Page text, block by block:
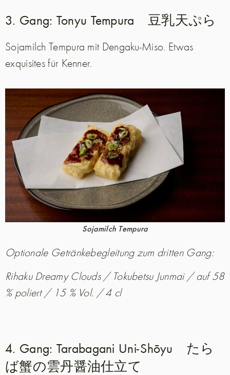
3. Gang: Tonyu Tempura 豆乳天ぷら
Sojamilch Tempura mit Dengaku-Miso. Etwas
exquisites für Kenner.
Sojamilch Tempura
Optionale Getränkebegleitung zum dritten Gang:
Rihaku Dreamy Clouds / Tokubetsu Junmai / auf 58
% poliert / 15 % Vol. / 4 cl
4. Gang: Tarabagani Uni-Shōyu たら
ば蟹の雲丹醤油仕立て